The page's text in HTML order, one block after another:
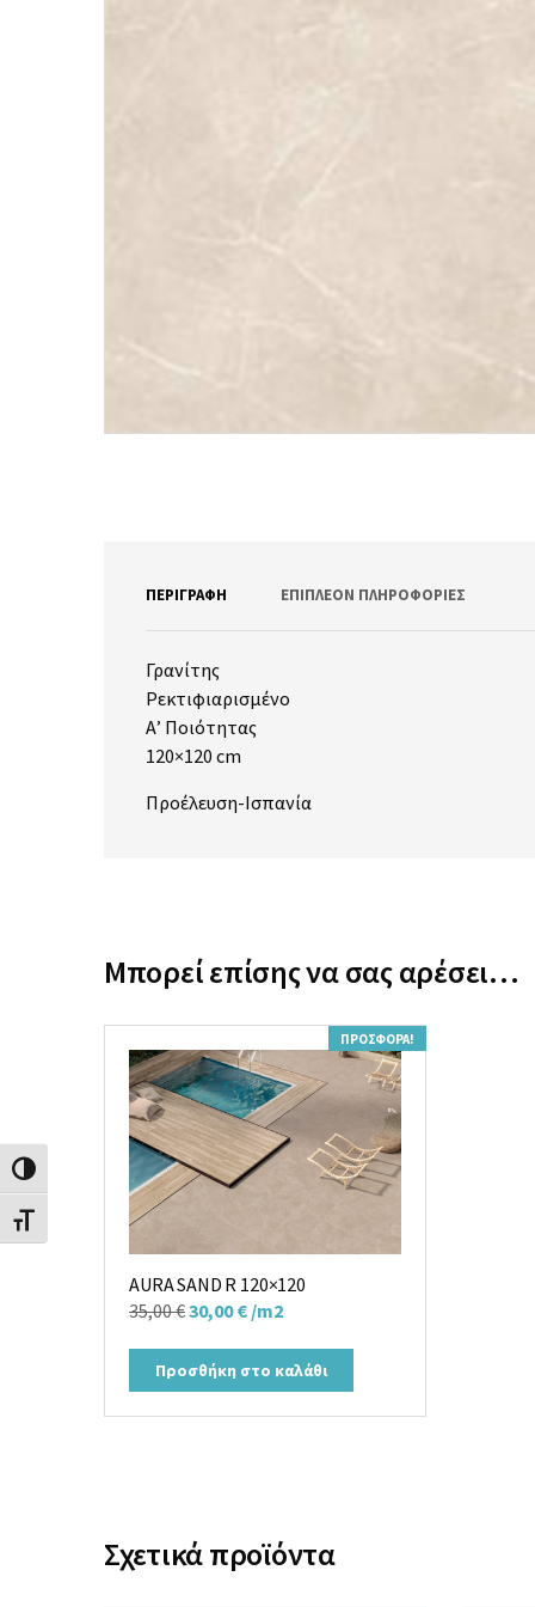
Εναλλαγή Υψηλής Αντίθεσης
Εναλλαγή Μεγέθους Γραμμάτων
ΠΕΡΙΓΡΑΦΉ ΕΠΙΠΛΈΟΝ ΠΛΗΡΟΦΟΡΊΕΣ
Γρανίτης
Ρεκτιφιαρισμένο
Α’ Ποιότητας
120×120 cm
Προέλευση-Ισπανία
Μπορεί επίσης να σας αρέσει…
ΠΡΟΣΦΟΡΆ!
AURA SAND R 120×120
35,00€Original
was:
35,00 €.
30,00€Η
τιμή
είναι:
30,00 €.
/m2
Προσθήκη στο καλάθι
Σχετικά προϊόντα